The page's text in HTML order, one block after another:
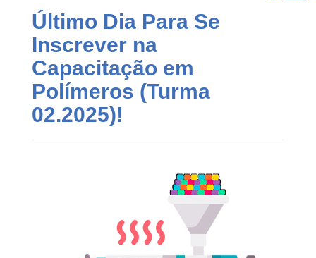
Último Dia Para Se
Inscrever na
Capacitação em
Polímeros (Turma
02.2025)!